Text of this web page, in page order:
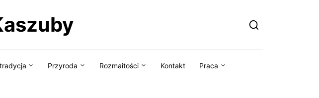
Przyroda Rozmaitości Kontakt Praca